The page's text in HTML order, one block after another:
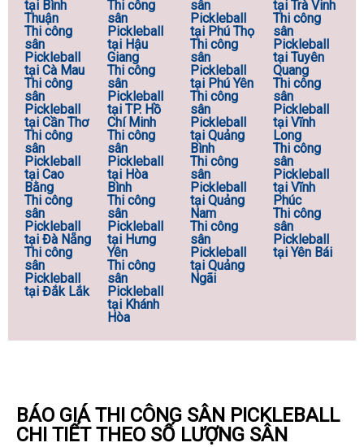
tại Bình
Thuận
Thi công
sân
Pickleball
tại Cà Mau
Thi công
sân
Pickleball
tại Cần Thơ
Thi công
sân
Pickleball
tại Cao
Bằng
Thi công
sân
Pickleball
tại Đà Nẵng
Thi công
sân
Pickleball
tại Đắk Lắk
Thi công
sân
Pickleball
tại Hậu
Giang
Thi công
sân
Pickleball
tại TP. Hồ
Chí Minh
Thi công
sân
Pickleball
tại Hòa
Bình
Thi công
sân
Pickleball
tại Hưng
Yên
Thi công
sân
Pickleball
tại Khánh
Hòa
sân
Pickleball
tại Phú Thọ
Thi công
sân
Pickleball
tại Phú Yên
Thi công
sân
Pickleball
tại Quảng
Bình
Thi công
sân
Pickleball
tại Quảng
Nam
Thi công
sân
Pickleball
tại Quảng
Ngãi
tại Trà Vinh
Thi công
sân
Pickleball
tại Tuyên
Quang
Thi công
sân
Pickleball
tại Vĩnh
Long
Thi công
sân
Pickleball
tại Vĩnh
Phúc
Thi công
sân
Pickleball
tại Yên Bái
BÁO GIÁ THI CÔNG SÂN PICKLEBALL
CHI TIẾT THEO SỐ LƯỢNG SÂN